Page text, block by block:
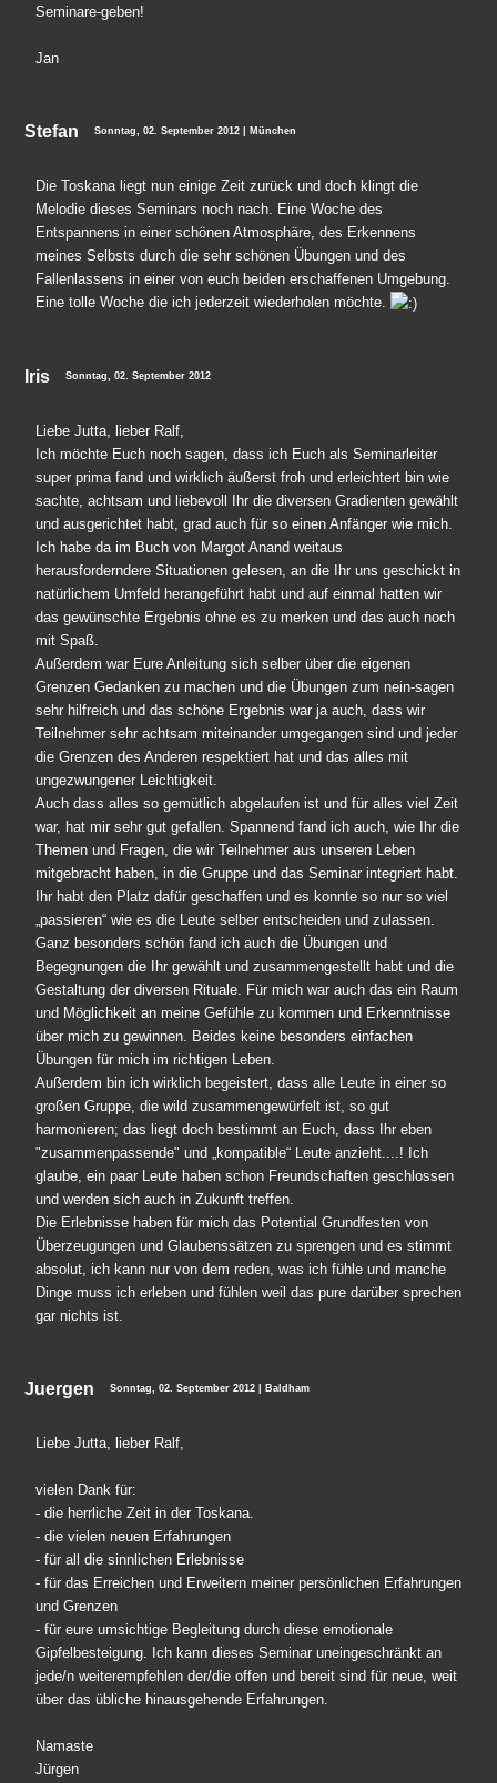
Seminare-geben!
Jan
Stefan Sonntag, 02. September 2012 | München
Die Toskana liegt nun einige Zeit zurück und doch klingt die
Melodie dieses Seminars noch nach. Eine Woche des
Entspannens in einer schönen Atmosphäre, des Erkennens
meines Selbsts durch die sehr schönen Übungen und des
Fallenlassens in einer von euch beiden erschaffenen Umgebung.
Eine tolle Woche die ich jederzeit wiederholen möchte.
Iris Sonntag, 02. September 2012
Liebe Jutta, lieber Ralf,
Ich möchte Euch noch sagen, dass ich Euch als Seminarleiter
super prima fand und wirklich äußerst froh und erleichtert bin wie
sachte, achtsam und liebevoll Ihr die diversen Gradienten gewählt
und ausgerichtet habt, grad auch für so einen Anfänger wie mich.
Ich habe da im Buch von Margot Anand weitaus
herausforderndere Situationen gelesen, an die Ihr uns geschickt in
natürlichem Umfeld herangeführt habt und auf einmal hatten wir
das gewünschte Ergebnis ohne es zu merken und das auch noch
mit Spaß.
Außerdem war Eure Anleitung sich selber über die eigenen
Grenzen Gedanken zu machen und die Übungen zum nein-sagen
sehr hilfreich und das schöne Ergebnis war ja auch, dass wir
Teilnehmer sehr achtsam miteinander umgegangen sind und jeder
die Grenzen des Anderen respektiert hat und das alles mit
ungezwungener Leichtigkeit.
Auch dass alles so gemütlich abgelaufen ist und für alles viel Zeit
war, hat mir sehr gut gefallen. Spannend fand ich auch, wie Ihr die
Themen und Fragen, die wir Teilnehmer aus unseren Leben
mitgebracht haben, in die Gruppe und das Seminar integriert habt.
Ihr habt den Platz dafür geschaffen und es konnte so nur so viel
„passieren“ wie es die Leute selber entscheiden und zulassen.
Ganz besonders schön fand ich auch die Übungen und
Begegnungen die Ihr gewählt und zusammengestellt habt und die
Gestaltung der diversen Rituale. Für mich war auch das ein Raum
und Möglichkeit an meine Gefühle zu kommen und Erkenntnisse
über mich zu gewinnen. Beides keine besonders einfachen
Übungen für mich im richtigen Leben.
Außerdem bin ich wirklich begeistert, dass alle Leute in einer so
großen Gruppe, die wild zusammengewürfelt ist, so gut
harmonieren; das liegt doch bestimmt an Euch, dass Ihr eben
"zusammenpassende" und „kompatible“ Leute anzieht....! Ich
glaube, ein paar Leute haben schon Freundschaften geschlossen
und werden sich auch in Zukunft treffen.
Die Erlebnisse haben für mich das Potential Grundfesten von
Überzeugungen und Glaubenssätzen zu sprengen und es stimmt
absolut, ich kann nur von dem reden, was ich fühle und manche
Dinge muss ich erleben und fühlen weil das pure darüber sprechen
gar nichts ist.
Juergen Sonntag, 02. September 2012 | Baldham
Liebe Jutta, lieber Ralf,
vielen Dank für:
- die herrliche Zeit in der Toskana.
- die vielen neuen Erfahrungen
- für all die sinnlichen Erlebnisse
- für das Erreichen und Erweitern meiner persönlichen Erfahrungen
und Grenzen
- für eure umsichtige Begleitung durch diese emotionale
Gipfelbesteigung. Ich kann dieses Seminar uneingeschränkt an
jede/n weiterempfehlen der/die offen und bereit sind für neue, weit
über das übliche hinausgehende Erfahrungen.
Namaste
Jürgen